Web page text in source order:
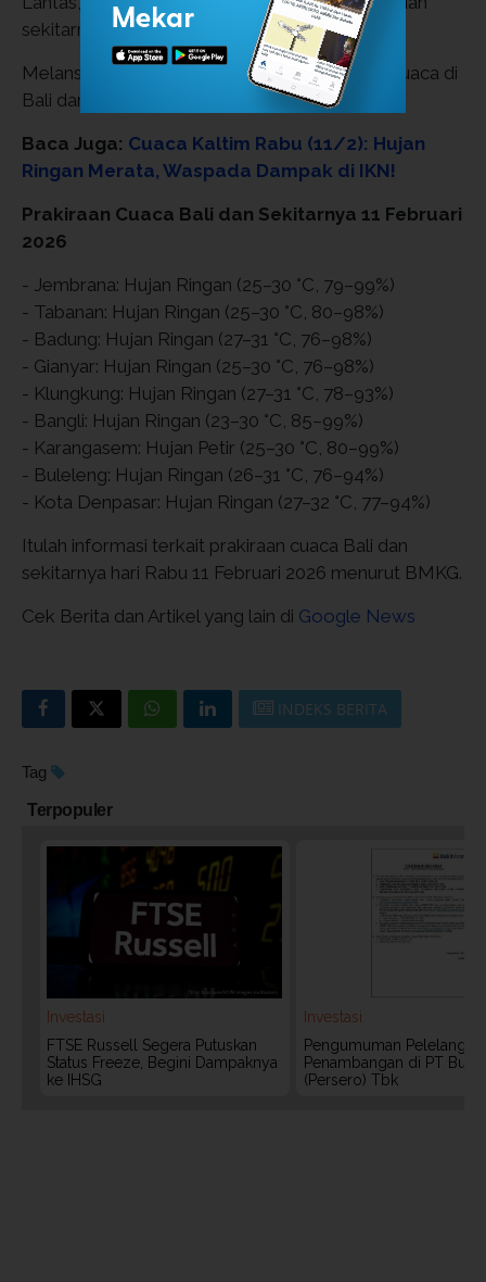
sekitarnya hari ini?
Melansir dari laman BMKG, berikut prakiraan cuaca di
Bali dan sekitarnya:
Baca Juga: Cuaca Kaltim Rabu (11/2): Hujan
Ringan Merata, Waspada Dampak di IKN!
Prakiraan Cuaca Bali dan Sekitarnya 11 Februari
2026
- Jembrana: Hujan Ringan (25–30 °C, 79–99%)
- Tabanan: Hujan Ringan (25–30 °C, 80–98%)
- Badung: Hujan Ringan (27–31 °C, 76–98%)
- Gianyar: Hujan Ringan (25–30 °C, 76–98%)
- Klungkung: Hujan Ringan (27–31 °C, 78–93%)
- Bangli: Hujan Ringan (23–30 °C, 85–99%)
- Karangasem: Hujan Petir (25–30 °C, 80–99%)
- Buleleng: Hujan Ringan (26–31 °C, 76–94%)
- Kota Denpasar: Hujan Ringan (27–32 °C, 77–94%)
Itulah informasi terkait prakiraan cuaca Bali dan
sekitarnya hari Rabu 11 Februari 2026 menurut BMKG.
Cek Berita dan Artikel yang lain di Google News
INDEKS BERITA
Tag
Terpopuler
Investasi
FTSE Russell Segera Putuskan
Status Freeze, Begini Dampaknya
ke IHSG
Investasi
Pengumuman Pelelangan
Penambangan di PT Bukit
(Persero) Tbk